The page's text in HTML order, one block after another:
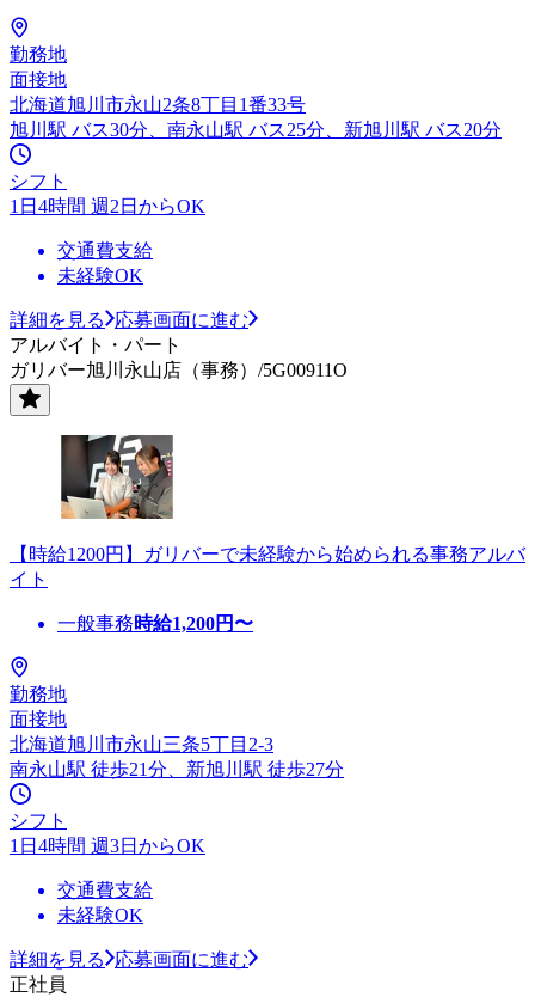
勤務地
面接地
北海道旭川市永山2条8丁目1番33号
旭川駅 バス30分、南永山駅 バス25分、新旭川駅 バス20分
シフト
1日4時間 週2日からOK
交通費支給
未経験OK
詳細を見る
応募画面に進む
アルバイト・パート
ガリバー旭川永山店（事務）/5G00911O
【時給1200円】ガリバーで未経験から始められる事務アルバ
イト
一般事務時給1,200円〜
勤務地
面接地
北海道旭川市永山三条5丁目2-3
南永山駅 徒歩21分、新旭川駅 徒歩27分
シフト
1日4時間 週3日からOK
交通費支給
未経験OK
詳細を見る
応募画面に進む
正社員